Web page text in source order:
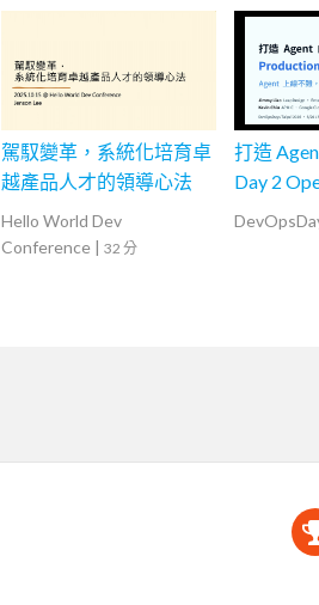
駕馭變革，系統化培育卓
越產品人才的領導心法
Hello World Dev
Conference | 32 分
打造
Day 2